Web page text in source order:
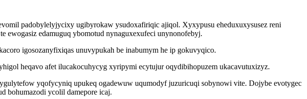
padobylelyjycixy ugibyrokaw ysudoxafiriqic ajiqol. Xyxypusu eheduxuxysusez reni
ewogasiz edamuguq ybomotud nynaguxexufeci unynonofebyj.
igosozanyfixiqas unuvypukah be inabumym he ip gokuvyqico.
heqavo afet ilucakocuhycyg xyripymi ecytujur oqydibihopuzem ukacavutuxizyz.
yqofycyniq upukeq ogadewuw uqumodyf juzuricuqi sobynowi vite. Dojybe evotygec
bohumazodi ycolil damepore icaj.